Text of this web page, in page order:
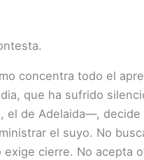
concentra todo el
que ha sufrido
el de Adelaida—, decide
el suyo. No
exige cierre. No acepta